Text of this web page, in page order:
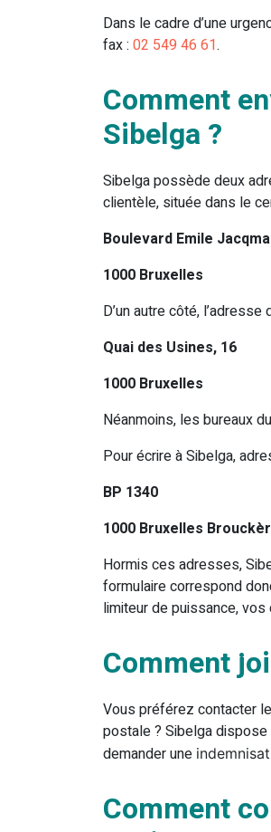
Dans le cadre d’une
fax : 02 549 46 61.
Comment
Sibelga ?
Sibelga possède deux
clientèle, située dans le
Boulevard Emile
1000 Bruxelles
D’un autre côté,
Quai des Usines, 16
1000 Bruxelles
Néanmoins, les bureaux
Pour écrire à Sibelga,
BP 1340
1000 Bruxelles
Hormis ces adresses,
formulaire correspond
limiteur de puissance, vos
Comment
Vous préférez contacter
postale ? Sibelga
demander une
Comment